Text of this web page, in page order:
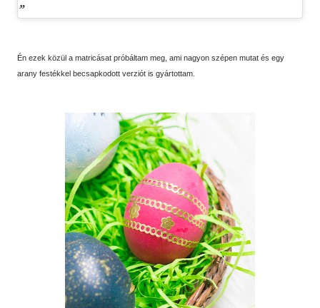
Én ezek közül a matricásat próbáltam meg, ami nagyon szépen mutat és egy
arany festékkel becsapkodott verziót is gyártottam.